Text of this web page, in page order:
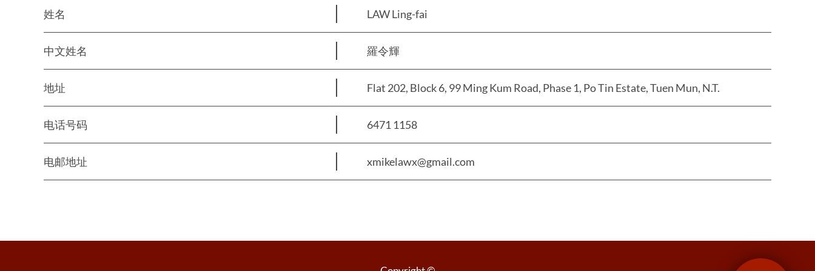
姓名 LAW Ling-fai
中文姓名 羅令輝
地址 Flat 202, Block 6, 99 Ming Kum Road, Phase 1, Po Tin Estate, Tuen Mun, N.T.
电话号码 6471 1158
电邮地址 xmikelawx@gmail.com